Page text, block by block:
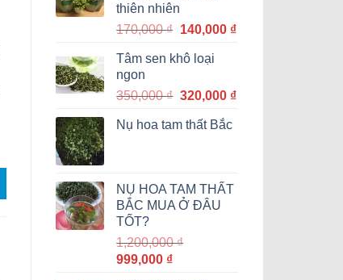
thiên nhiên
170,000₫ Giá
là:
140,000 ₫Giá
140,000 ₫.
Tâm sen khô loại
ngon
350,000₫ Giá
là:
320,000 ₫Giá
Nụ hoa tam thất Bắc
NỤ HOA TAM THẤT
BẮC MUA Ở ĐÂU
TỐT?
1,200,000₫
Giá
999,000 ₫Giá